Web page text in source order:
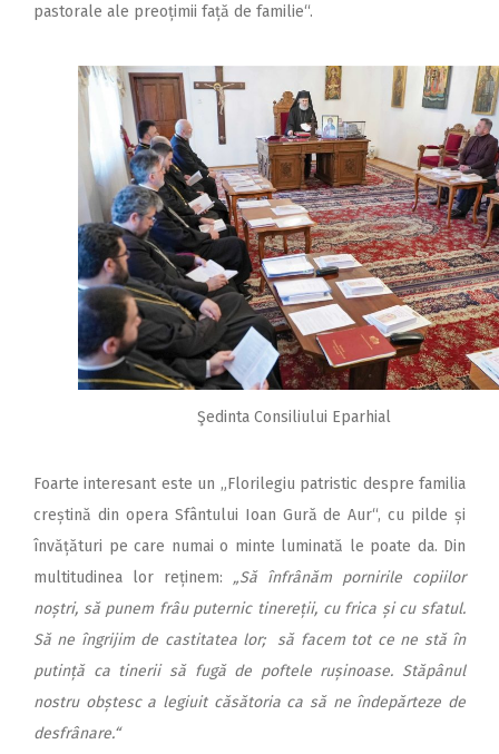
pastorale ale preoțimii față de familie“.
Şedinta Consiliului Eparhial
Foarte interesant este un „Florilegiu patristic despre familia
creștină din opera Sfântului Ioan Gură de Aur“, cu pilde și
învățături pe care numai o minte luminată le poate da. Din
multitudinea lor reținem: „Să înfrânăm pornirile copiilor
noștri, să punem frâu puternic tinereții, cu frica și cu sfatul.
Să ne îngrijim de castitatea lor; să facem tot ce ne stă în
putință ca tinerii să fugă de poftele rușinoase. Stăpânul
nostru obștesc a legiuit căsătoria ca să ne îndepărteze de
desfrânare.“